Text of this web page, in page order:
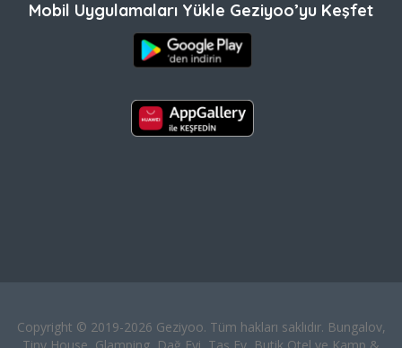
Mobil Uygulamaları Yükle Geziyoo’yu Keşfet
Copyright © 2019-2026 Geziyoo. Tüm hakları saklıdır. Bungalov,